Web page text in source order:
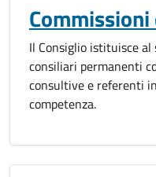
Il Consiglio istituisce
consiliari permanenti
consultive e referenti
competenza.